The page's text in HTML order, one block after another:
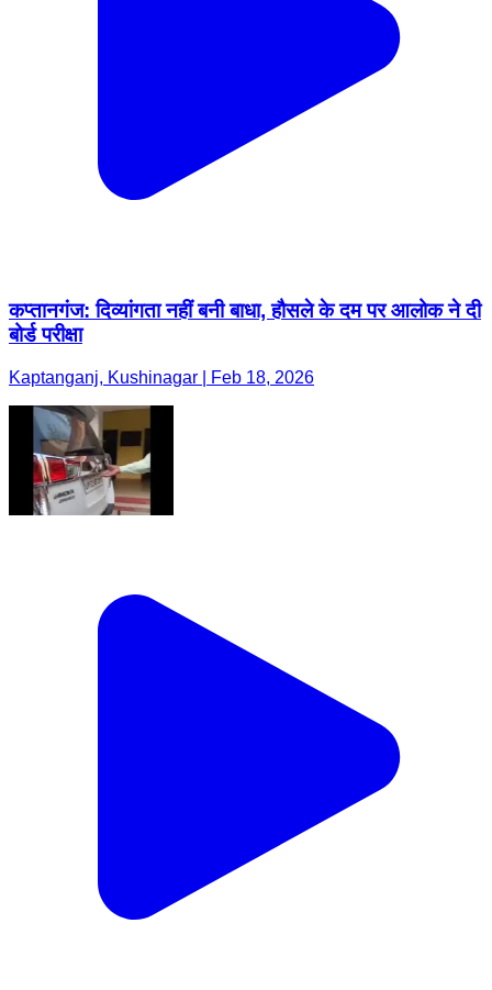
कप्तानगंज: दिव्यांगता नहीं बनी बाधा, हौसले के दम पर आलोक ने दी
बोर्ड परीक्षा
Kaptanganj, Kushinagar | Feb 18, 2026